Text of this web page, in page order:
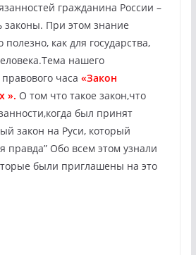
гражданина России –
законы. При этом знание
как для государства,
нашего
часа «Закон
». О том что такое закон,что
был принят
закон на Руси, который
правда” Обо всем этом узнали
были приглашены на это